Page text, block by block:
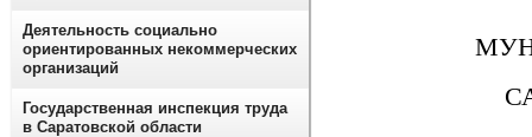
Деятельность социально
ориентированных некоммерческих
организаций
Государственная инспекция труда
в Саратовской области